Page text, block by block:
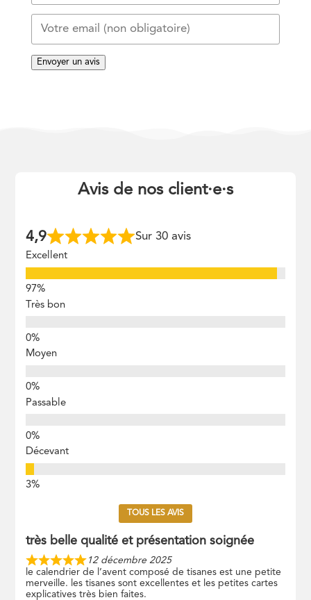
Envoyer un avis
Avis de nos client·e·s
4,9 Sur 30 avis
Excellent
Très bon
Moyen
Passable
Décevant
TOUS LES AVIS
très belle qualité et présentation soignée
12 décembre 2025
le calendrier de l’avent composé de tisanes est une petite
merveille. les tisanes sont excellentes et les petites cartes
explicatives très bien faites.